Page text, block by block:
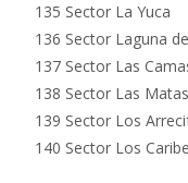
135 Sector La Yuca
136 Sector Laguna
137 Sector Las
138 Sector Las Matas
139 Sector Los
140 Sector Los